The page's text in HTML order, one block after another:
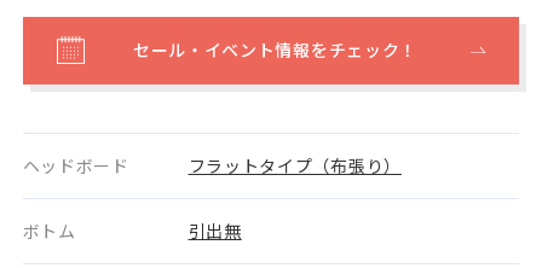
セール・イベント情報をチェック！
ヘッドボード フラットタイプ（布張り）
ボトム 引出無